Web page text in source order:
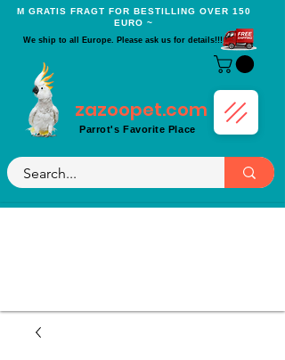
Μ GRATIS FRAGT FOR BESTILLING OVER 150
EURO ~
We ship to all Europe. Please ask us for details!!!
zazoopet.com
Parrot's Favorite Place